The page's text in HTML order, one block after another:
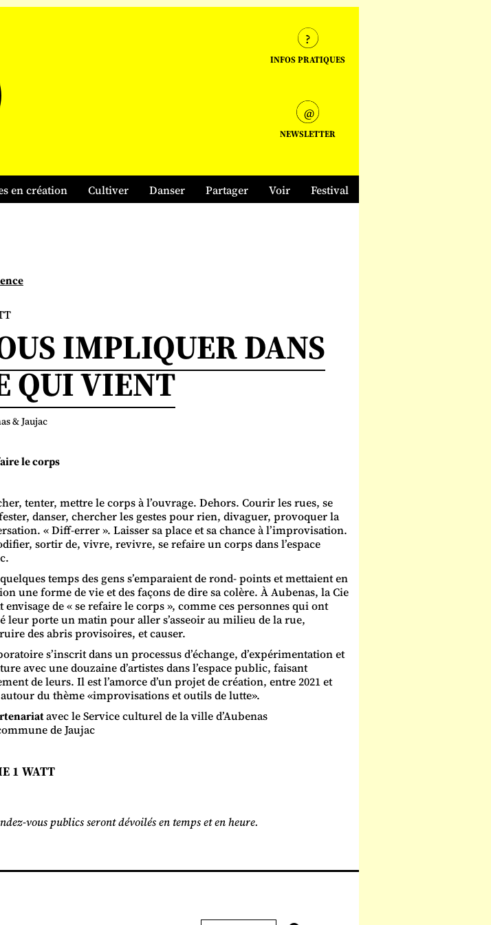
INFOS PRATIQUES
NEWSLETTER
en création Cultiver Danser Partager Voir Festival
IMPLIQUER DANS
QUI VIENT
& Jaujac
le corps
tenter, mettre le corps à l’ouvrage. Dehors. Courir les rues, se
danser, chercher les gestes pour rien, divaguer, provoquer la
« Diff-errer ». Laisser sa place et sa chance à l’improvisation.
sortir de, vivre, revivre, se refaire un corps dans l’espace
temps des gens s’emparaient de rond- points et mettaient en
une forme de vie et des façons de dire sa colère. À Aubenas, la Cie
envisage de « se refaire le corps », comme ces personnes qui ont
leur porte un matin pour aller s’asseoir au milieu de la rue,
des abris provisoires, et causer.
s’inscrit dans un processus d’échange, d’expérimentation et
avec une douzaine d’artistes dans l’espace public, faisant
de leurs. Il est l’amorce d’un projet de création, entre 2021 et
autour du thème «improvisations et outils de lutte».
avec le Service culturel de la ville d’Aubenas
de Jaujac
1 WATT
vous publics seront dévoilés en temps et en heure.